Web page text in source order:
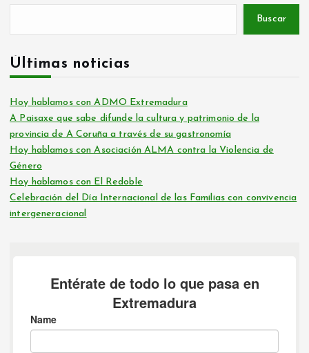
Buscar
Últimas noticias
Hoy hablamos con ADMO Extremadura
A Paisaxe que sabe difunde la cultura y patrimonio de la
provincia de A Coruña a través de su gastronomía
Hoy hablamos con Asociación ALMA contra la Violencia de
Género
Hoy hablamos con El Redoble
Celebración del Día Internacional de las Familias con convivencia
intergeneracional